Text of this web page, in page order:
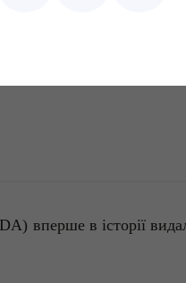
впершевісторії